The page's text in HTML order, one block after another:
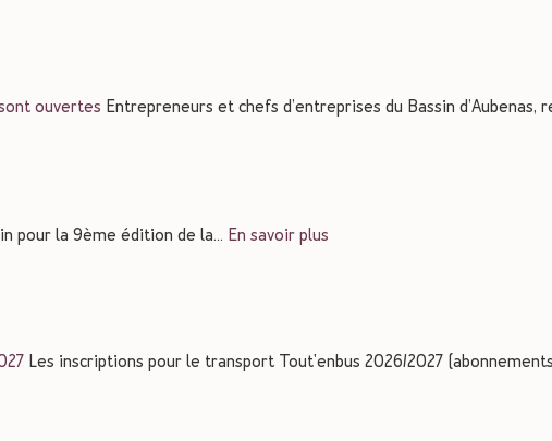
ouvertes Entrepreneurs et chefs d’entreprises du Bassin d’Aubenas,
pour la 9ème édition de la… En savoir plus
Les inscriptions pour le transport Tout'enbus 2026/2027